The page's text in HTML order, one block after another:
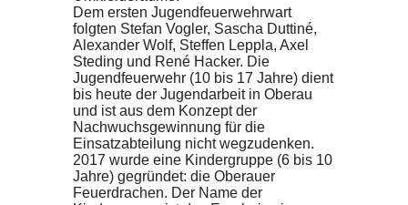
Dem ersten Jugendfeuerwehrwart
folgten Stefan Vogler, Sascha Duttiné,
Alexander Wolf, Steffen Leppla, Axel
Steding und René Hacker. Die
Jugendfeuerwehr (10 bis 17 Jahre) dient
bis heute der Jugendarbeit in Oberau
und ist aus dem Konzept der
Nachwuchsgewinnung für die
Einsatzabteilung nicht wegzudenken.
2017 wurde eine Kindergruppe (6 bis 10
Jahre) gegründet: die Oberauer
Feuerdrachen. Der Name der